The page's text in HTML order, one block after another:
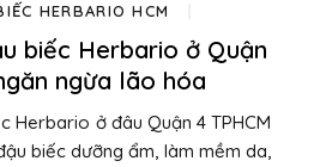
HERBARIO HCM
biếc Herbario ở Quận
ngừa lão hóa
Herbario ở đâu Quận 4 TPHCM
biếc dưỡng ẩm, làm mềm da,